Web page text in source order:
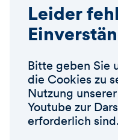
Leider
Bitte geben Sie
die Cookies zu
Nutzung
Youtube zur
erforderlich